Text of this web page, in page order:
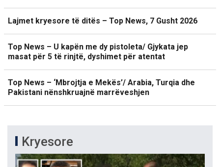
Lajmet kryesore të ditës – Top News, 7 Gusht 2026
Top News – U kapën me dy pistoleta/ Gjykata jep
masat për 5 të rinjtë, dyshimet për atentat
Top News – ‘Mbrojtja e Mekës’/ Arabia, Turqia dhe
Pakistani nënshkruajnë marrëveshjen
Kryesore